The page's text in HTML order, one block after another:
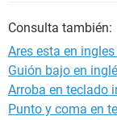
Consulta también:
Ares esta en
Guión bajo en
Arroba en teclado
Punto y coma en